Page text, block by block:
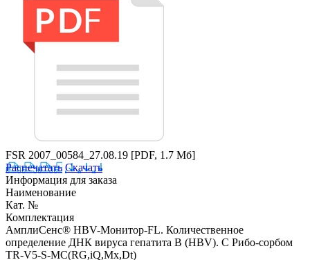
FSR 2007_00584_27.08.19 [PDF, 1.7 Мб]
Распечатать Скачать
Информация для заказа
Наименование
Кат. №
Комплектация
АмплиСенс® HBV-Монитор-FL. Количественное
определение ДНК вируса гепатита В (HBV). С Рибо-сорбом
TR-V5-S-MC(RG,iQ,Мх,Dt)